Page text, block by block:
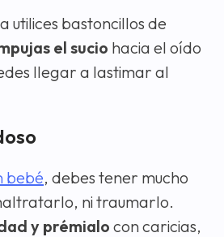
utilices bastoncillos de
el sucio hacia el oído
llegar a lastimar al
bebé, debes tener mucho
ni traumarlo.
y prémialo con caricias,